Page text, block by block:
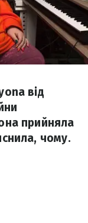
від
прийняла
чому.